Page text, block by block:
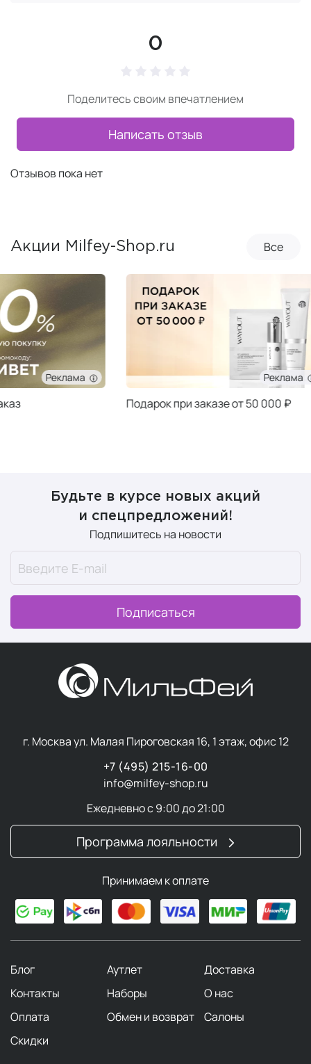
0
Поделитесь своим впечатлением
Написать отзыв
Отзывов пока нет
Акции Milfey-Shop.ru Все
Реклама
Подарок при заказе от 50 000 ₽ Подарок при
Будьте в курсе новых акций
и спецпредложений!
Подпишитесь на новости
Подписаться
г. Москва ул. Малая Пироговская 16, 1 этаж, офис 12
+7 (495) 215-16-00
info@milfey-shop.ru
Ежедневно с 9:00 до 21:00
Программа лояльности
Принимаем к оплате
Блог Аутлет
Доставка
Контакты
Наборы
О нас
Оплата
Обмен и возврат
Салоны
Скидки